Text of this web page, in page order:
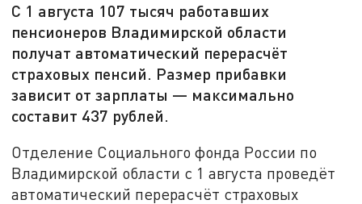
С 1 августа 107 тысяч работавших
пенсионеров Владимирской области
получат автоматический перерасчёт
страховых пенсий. Размер прибавки
зависит от зарплаты — максимально
составит 437 рублей.
Отделение Социального фонда России по
Владимирской области с 1 августа проведёт
автоматический перерасчёт страховых